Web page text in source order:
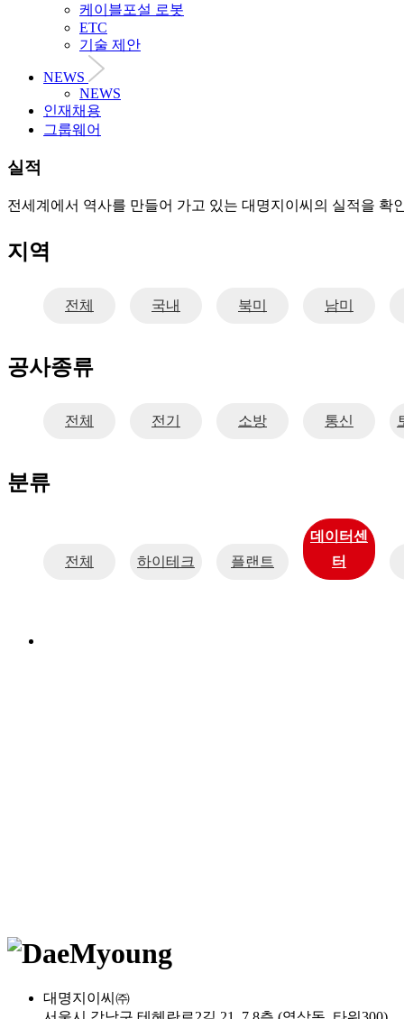
케이블포설 로봇
ETC
기술 제안
NEWS
NEWS
인재채용
그룹웨어
실적
전세계에서 역사를 만들어 가고 있는 대명지이씨의 실적을 확
지역
전체 국내 북미 남미
공사종류
전체 전기 소방 통신
분류
전체 하이테크 플랜트
데이터센
터
대명지이씨㈜